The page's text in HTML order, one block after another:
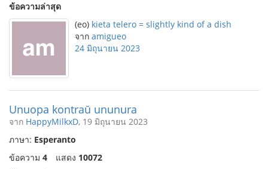
ข้อความล่าสุด
(eo) kieta telero = slightly kind of a dish
จาก amigueo
24 มิถุนายน 2023
Unuopa kontraŭ ununura
จาก HappyMilkxD, 19 มิถุนายน 2023
ภาษา: Esperanto
ข้อความ 4 แสดง 10072